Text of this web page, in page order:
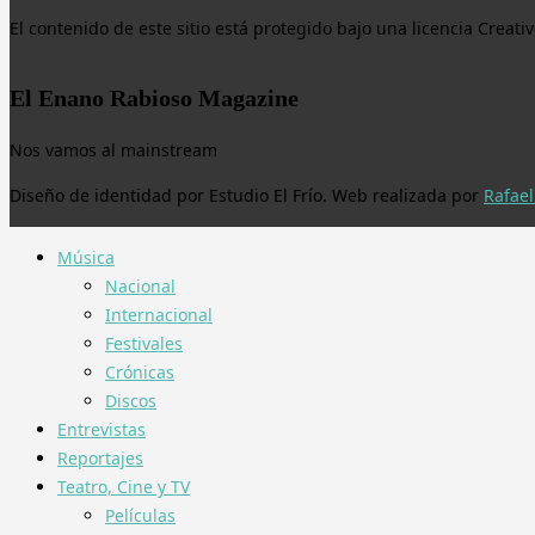
El contenido de este sitio está protegido bajo una licencia
El Enano Rabioso Magazine
Nos vamos al mainstream
Diseño de identidad por Estudio El Frío. Web realizada por
Música
Nacional
Internacional
Festivales
Crónicas
Discos
Entrevistas
Reportajes
Teatro, Cine y TV
Películas